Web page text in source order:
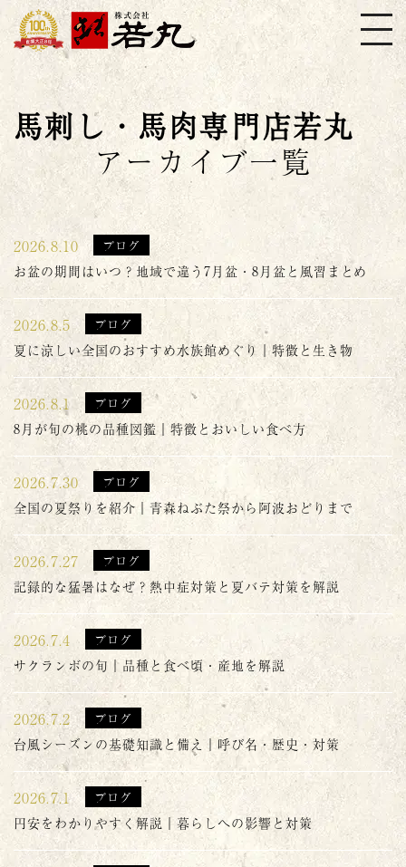
株式会社若丸
馬刺し・馬肉専門店若丸
アーカイブ一覧
2026.8.10 ブログ
お盆の期間はいつ？地域で違う7月盆・8月盆と風習まとめ
2026.8.5 ブログ
夏に涼しい全国のおすすめ水族館めぐり｜特徴と生き物
2026.8.1 ブログ
8月が旬の桃の品種図鑑｜特徴とおいしい食べ方
2026.7.30 ブログ
全国の夏祭りを紹介｜青森ねぶた祭から阿波おどりまで
2026.7.27 ブログ
記録的な猛暑はなぜ？熱中症対策と夏バテ対策を解説
2026.7.4 ブログ
サクランボの旬｜品種と食べ頃・産地を解説
2026.7.2 ブログ
台風シーズンの基礎知識と備え｜呼び名・歴史・対策
2026.7.1 ブログ
円安をわかりやすく解説｜暮らしへの影響と対策